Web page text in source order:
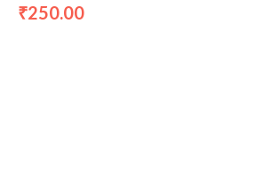
₹250.00